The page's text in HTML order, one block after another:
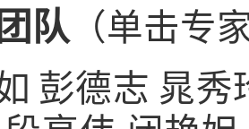
队 （单击专
彭德志 晁秀